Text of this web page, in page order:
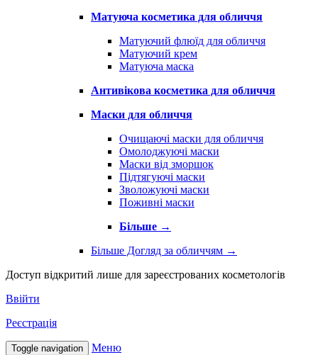
Матуюча косметика для обличчя
Матуючий флюїд для обличчя
Матуючий крем
Матуюча маска
Антивікова косметика для обличчя
Маски для обличчя
Очищаючі маски для обличчя
Омолоджуючі маски
Маски від зморшок
Підтягуючі маски
Зволожуючі маски
Поживні маски
Більше →
Більше Догляд за обличчям →
Доступ відкритий лише для зареєстрованих косметологів
Ввійти
Реєстрація
Toggle navigation Меню